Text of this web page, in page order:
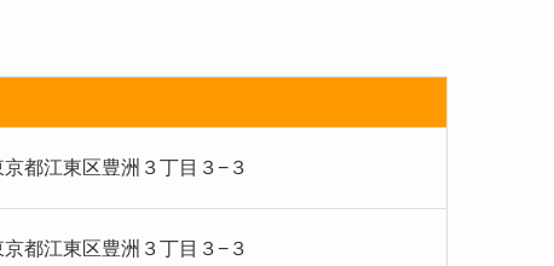
都江東区豊洲３丁目３−３
都江東区豊洲３丁目３−３